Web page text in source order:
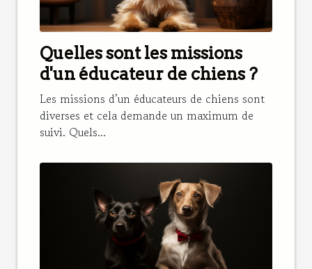
Quelles sont les missions
d'un éducateur de chiens ?
Les missions d’un éducateurs de chiens sont
diverses et cela demande un maximum de
suivi. Quels...